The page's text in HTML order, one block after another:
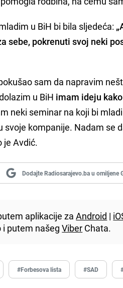
u BiH bi bila sljedeća:
sebe, pokrenuti svoj neki
sam da napravim
u BiH imam ideju
neki seminar na koji bi
svoje kompanije. Nadam se
je Avdić.
Dodajte Radiosarajevo.ba u omiljene
aplikacije zaAndroid |
i putem našegViber Chata.
#Forbesova lista #SAD